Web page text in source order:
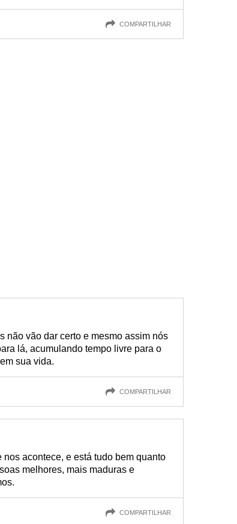
COMPARTILHAR
não vão dar certo e mesmo assim nós
lá, acumulando tempo livre para o
sua vida.
COMPARTILHAR
acontece, e está tudo bem quanto
melhores, mais maduras e
COMPARTILHAR